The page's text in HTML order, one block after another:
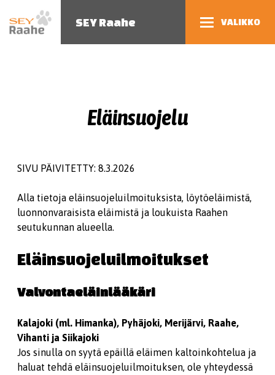
SEY Raahe VALIKKO
Eläinsuojelu
SIVU PÄIVITETTY: 8.3.2026
Alla tietoja eläinsuojeluilmoituksista, löytöeläimistä,
luonnonvaraisista eläimistä ja loukuista Raahen
seutukunnan alueella.
Eläinsuojeluilmoitukset
Valvontaeläinlääkäri
Kalajoki (ml. Himanka), Pyhäjoki, Merijärvi, Raahe,
Vihanti ja Siikajoki
Jos sinulla on syytä epäillä eläimen kaltoinkohtelua ja
haluat tehdä eläinsuojeluilmoituksen, ole yhteydessä